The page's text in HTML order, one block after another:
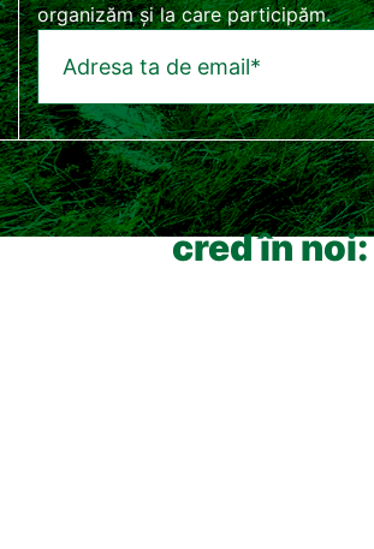
organizăm și la care participăm.
cred în noi: